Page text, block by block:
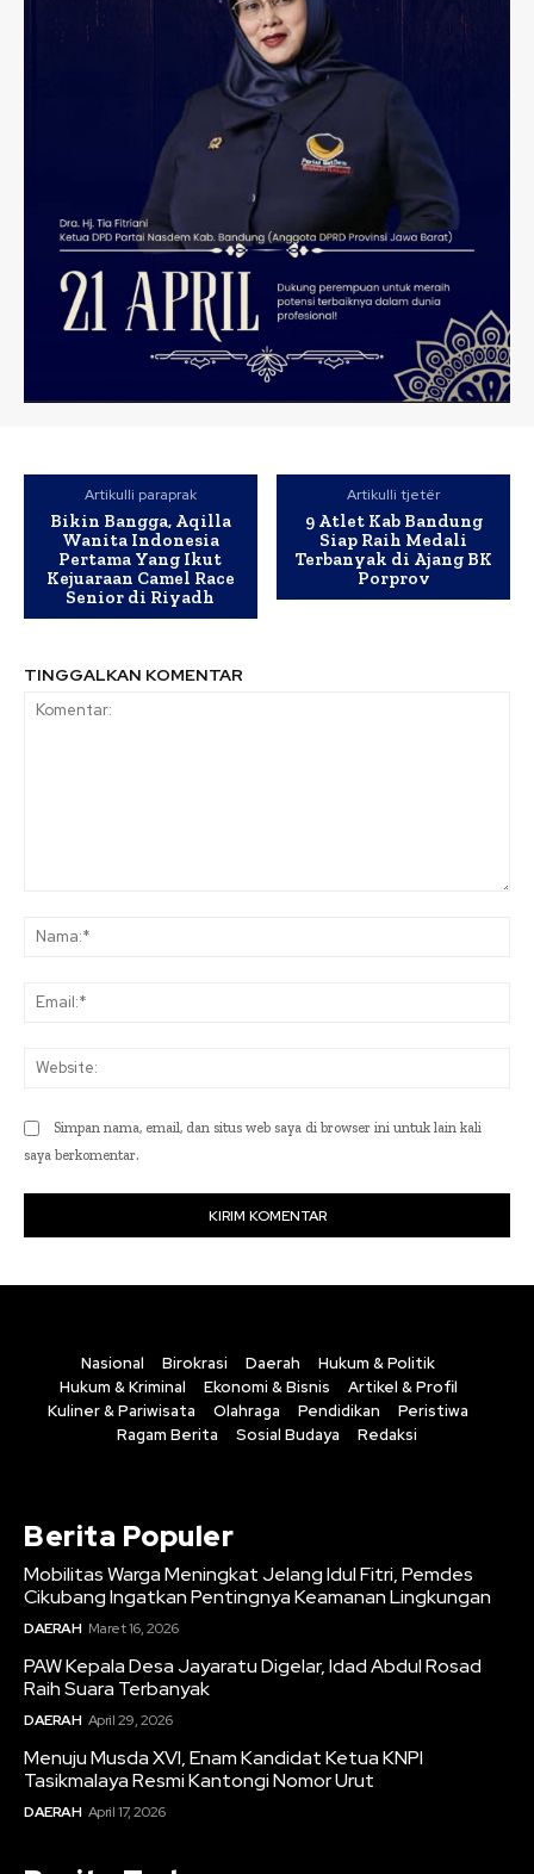
Artikulli paraprak
Bikin Bangga, Aqilla
Wanita Indonesia
Pertama Yang Ikut
Kejuaraan Camel Race
Senior di Riyadh
Artikulli tjetër
9 Atlet Kab Bandung
Siap Raih Medali
Terbanyak di Ajang BK
Porprov
TINGGALKAN KOMENTAR
Simpan nama, email, dan situs web saya di browser ini untuk lain kali
saya berkomentar.
Nasional Birokrasi Daerah
Hukum & Politik
Hukum & Kriminal
Ekonomi & Bisnis
Artikel & Profil
Kuliner & Pariwisata
Olahraga Pendidikan
Peristiwa
Ragam Berita
Sosial Budaya Redaksi
Berita Populer
Mobilitas Warga Meningkat Jelang Idul Fitri, Pemdes
Cikubang Ingatkan Pentingnya Keamanan Lingkungan
DAERAH Maret 16, 2026
PAW Kepala Desa Jayaratu Digelar, Idad Abdul Rosad
Raih Suara Terbanyak
DAERAH April 29, 2026
Menuju Musda XVI, Enam Kandidat Ketua KNPI
Tasikmalaya Resmi Kantongi Nomor Urut
DAERAH April 17, 2026